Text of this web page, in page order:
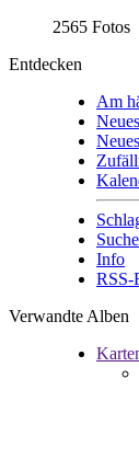
2565 Fotos
Entdecken
Am
Info
RSS-
Verwandte Alben